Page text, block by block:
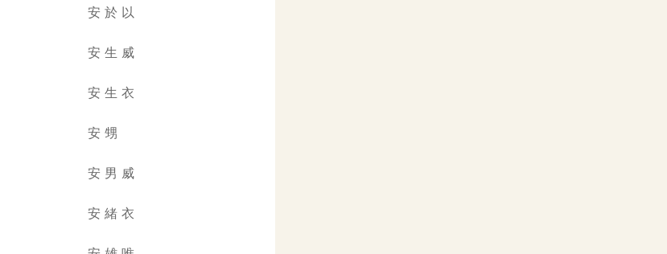
安 於 以
安 生 威
安 生 衣
安 甥
安 男 威
安 緒 衣